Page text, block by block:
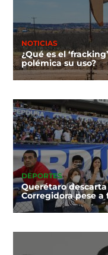
NOTICIAS
¿Qué es el
polémica su uso?
DEPORTES
Querétaro
Corregidora pese